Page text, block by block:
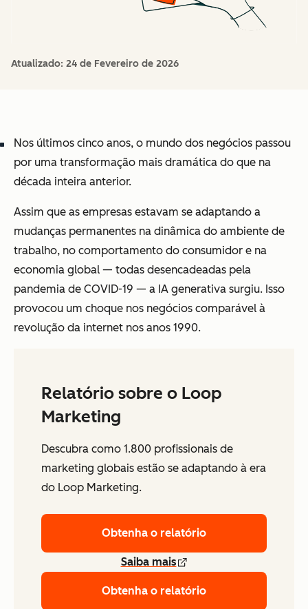
Atualizado: 24 de Fevereiro de 2026
Nos últimos cinco anos, o mundo dos negócios passou
por uma transformação mais dramática do que na
década inteira anterior.
Assim que as empresas estavam se adaptando a
mudanças permanentes na dinâmica do ambiente de
trabalho, no comportamento do consumidor e na
economia global — todas desencadeadas pela
pandemia de COVID-19 — a IA generativa surgiu. Isso
provocou um choque nos negócios comparável à
revolução da internet nos anos 1990.
Relatório sobre o Loop
Marketing
Descubra como 1.800 profissionais de
marketing globais estão se adaptando à era
do Loop Marketing.
Obtenha o relatório
Saiba mais
Obtenha o relatório